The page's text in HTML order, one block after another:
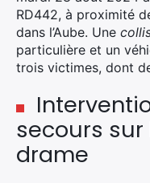
RD442, à proximité
dans l’Aube. Une
particulière et un
trois victimes, dont
secours
drame